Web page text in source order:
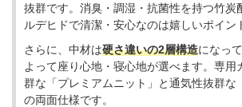
抜群です。消臭・調湿・抗菌性を持つ竹炭
ルデヒドで清潔・安心なのは嬉しいポイン
さらに、中材は硬さ違いの2層構造になっ
よって座り心地・寝心地が選べます。専用
群な「プレミアムニット」と通気性抜群な
の両面仕様です。